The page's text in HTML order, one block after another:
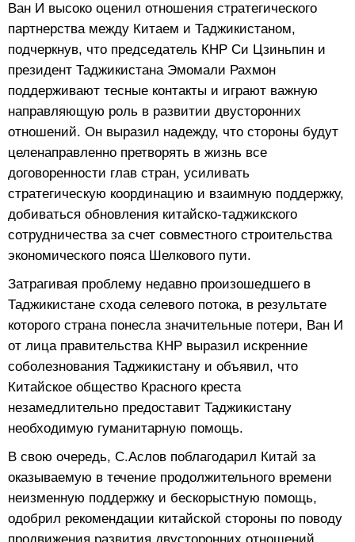
Ван И высоко оценил отношения стратегического
партнерства между Китаем и Таджикистаном,
подчеркнув, что председатель КНР Си Цзиньпин и
президент Таджикистана Эмомали Рахмон
поддерживают тесные контакты и играют важную
направляющую роль в развитии двусторонних
отношений. Он выразил надежду, что стороны будут
целенаправленно претворять в жизнь все
договоренности глав стран, усиливать
стратегическую координацию и взаимную поддержку,
добиваться обновления китайско-таджикского
сотрудничества за счет совместного строительства
экономического пояса Шелкового пути.
Затрагивая проблему недавно произошедшего в
Таджикистане схода селевого потока, в результате
которого страна понесла значительные потери, Ван И
от лица правительства КНР выразил искренние
соболезнования Таджикистану и объявил, что
Китайское общество Красного креста
незамедлительно предоставит Таджикистану
необходимую гуманитарную помощь.
В свою очередь, С.Аслов поблагодарил Китай за
оказываемую в течение продолжительного времени
неизменную поддержку и бескорыстную помощь,
одобрил рекомендации китайской стороны по поводу